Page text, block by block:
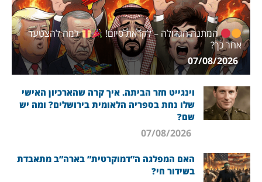
המתנה הגדולה – לקראת סיום!
למה להצטער
אחר כך?
07/08/2026
וינגייט חזר הביתה. איך קרה שהארכיון האישי
שלו נחת בספריה הלאומית בירושלים? ומה יש
שם?
האם המפלגה ה”דמוקרטית” בארה”ב מתאבדת
בשידור חי?